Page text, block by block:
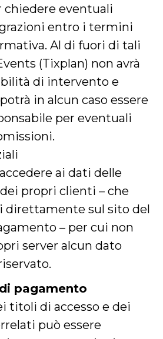
chiedere eventuali
entro i termini
Al di fuori di tali
(Tixplan) non avrà
di intervento e
in alcun caso essere
per eventuali
ai dati delle
propri clienti – che
direttamente sul sito del
– per cui non
server alcun dato
pagamento
titoli di accesso e dei
può essere